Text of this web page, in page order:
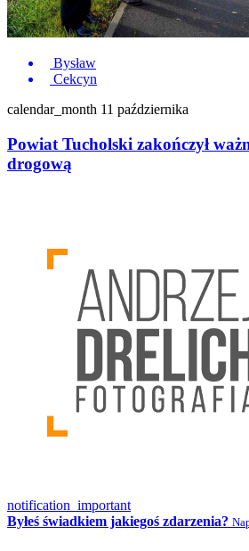
Bysław
Cekcyn
calendar_month 11 października
Powiat Tucholski zakończył
drogową
notification_important
Byłeś świadkiem jakiegoś zdarzenia?